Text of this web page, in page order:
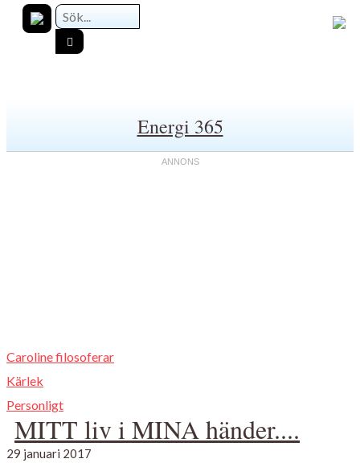
Energi 365
Caroline filosoferar
Kärlek
Personligt
MITT liv i MINA händer....
29 januari 2017